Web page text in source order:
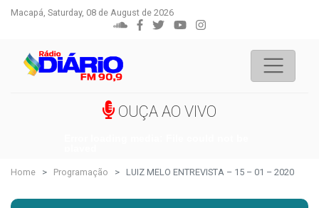
Macapá, Saturday, 08 de August de 2026
OUÇA AO VIVO
Home Programação LUIZ MELO ENTREVISTA – 15 – 01 – 2020